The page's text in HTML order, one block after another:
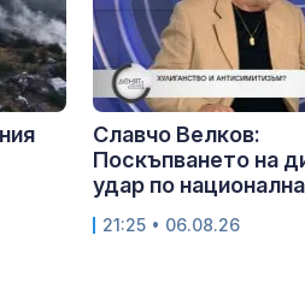
Славчо Велков:
Поскъпването на
удар по
21:25 • 06.08.26